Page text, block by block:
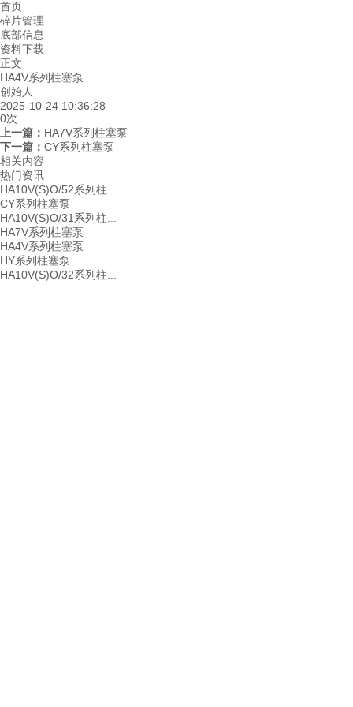
首页
碎片管理
底部信息
资料下载
正文
HA4V系列柱塞泵
创始人
2025-10-24 10:36:28
0次
上一篇： HA7V系列柱塞泵
下一篇： CY系列柱塞泵
相关内容
热门资讯
HA10V(S)O/52系列柱...
CY系列柱塞泵
HA10V(S)O/31系列柱...
HA7V系列柱塞泵
HA4V系列柱塞泵
HY系列柱塞泵
HA10V(S)O/32系列柱...